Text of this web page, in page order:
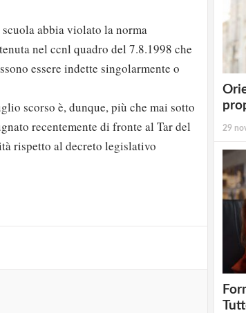
abbia violato la norma
nel ccnl quadro del 7.8.1998 che
essere indette singolarmente o
scorso è, dunque, più che mai sotto
recentemente di fronte al Tar del
rispetto al decreto legislativo
commentare!
29